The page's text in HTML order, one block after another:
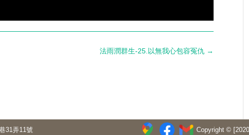
法雨潤群生-25.以無我心包容冤仇 →
31弄11號 Copyright ©